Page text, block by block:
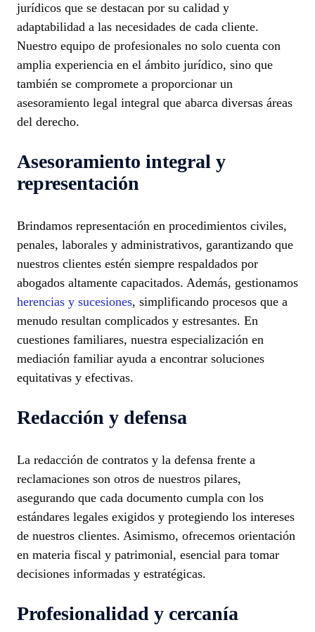
jurídicos que se destacan por su calidad y
adaptabilidad a las necesidades de cada cliente.
Nuestro equipo de profesionales no solo cuenta con
amplia experiencia en el ámbito jurídico, sino que
también se compromete a proporcionar un
asesoramiento legal integral que abarca diversas áreas
del derecho.
Asesoramiento integral y
representación
Brindamos representación en procedimientos civiles,
penales, laborales y administrativos, garantizando que
nuestros clientes estén siempre respaldados por
abogados altamente capacitados. Además, gestionamos
herencias y sucesiones, simplificando procesos que a
menudo resultan complicados y estresantes. En
cuestiones familiares, nuestra especialización en
mediación familiar ayuda a encontrar soluciones
equitativas y efectivas.
Redacción y defensa
La redacción de contratos y la defensa frente a
reclamaciones son otros de nuestros pilares,
asegurando que cada documento cumpla con los
estándares legales exigidos y protegiendo los intereses
de nuestros clientes. Asimismo, ofrecemos orientación
en materia fiscal y patrimonial, esencial para tomar
decisiones informadas y estratégicas.
Profesionalidad y cercanía